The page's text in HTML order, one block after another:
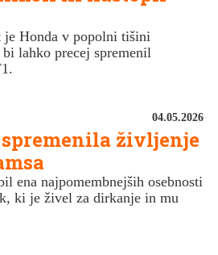
je Honda v popolni tišini
lahko precej spremenil
04.05.2026
življenje
ena najpomembnejših osebnosti
ki je živel za dirkanje in mu